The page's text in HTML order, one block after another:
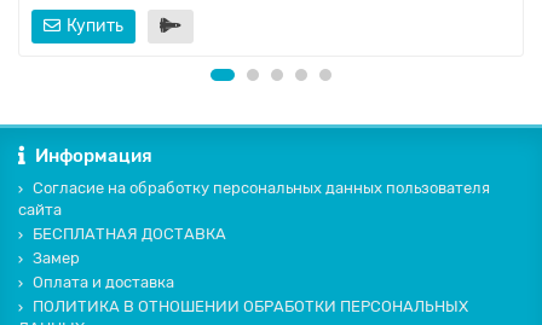
Купить
Информация
Согласие на обработку персональных данных пользователя
сайта
БЕСПЛАТНАЯ ДОСТАВКА
Замер
Оплата и доставка
ПОЛИТИКА В ОТНОШЕНИИ ОБРАБОТКИ ПЕРСОНАЛЬНЫХ